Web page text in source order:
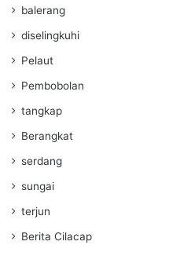
balerang
diselingkuhi
Pelaut
Pembobolan
tangkap
Berangkat
serdang
sungai
terjun
Berita Cilacap